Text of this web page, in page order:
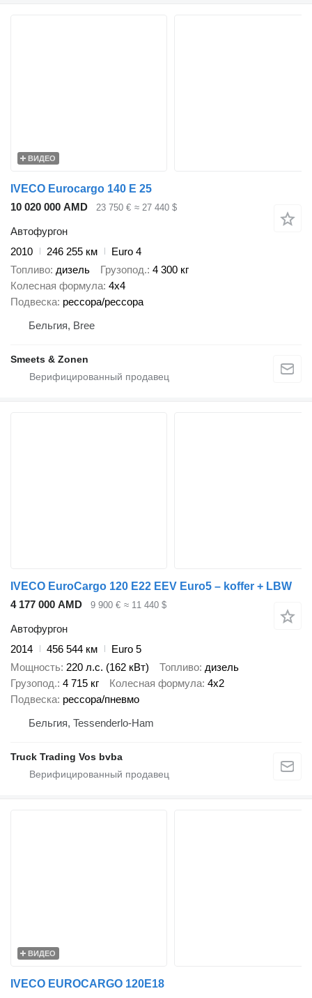
ВИДЕО
IVECO Eurocargo 140 E 25
10 020 000 AMD
23 750 € ≈ 27 440 $
Автофургон
2010
246 255 км
Euro 4
Топливо дизель Грузопод. 4 300 кг
Колесная формула 4x4
Подвеска рессора/рессора
Бельгия, Bree
Smeets & Zonen
IVECO EuroCargo 120 E22 EEV Euro5 – koffer + LBW
4 177 000 AMD
9 900 € ≈ 11 440 $
Автофургон
2014
456 544 км
Euro 5
Мощность 220 л.с. (162 кВт) Топливо дизель
Грузопод. 4 715 кг Колесная формула 4x2
Подвеска рессора/пневмо
Бельгия, Tessenderlo-Ham
Truck Trading Vos bvba
ВИДЕО
IVECO EUROCARGO 120E18